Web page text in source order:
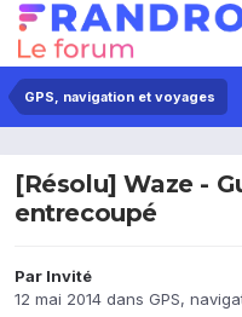
GPS, navigation et voyages
[Résolu] Waze -
entrecoupé
Par Invité
12 mai 2014 dans GPS,